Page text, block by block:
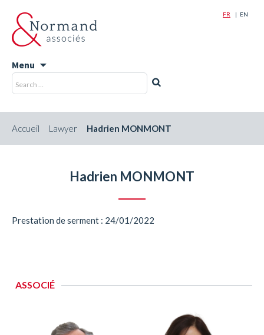
FR EN
Menu
Skip
to
Recherche
pour
Accueil Lawyer Hadrien MONMONT
Hadrien MONMONT
Prestation de serment : 24/01/2022
ASSOCIÉ